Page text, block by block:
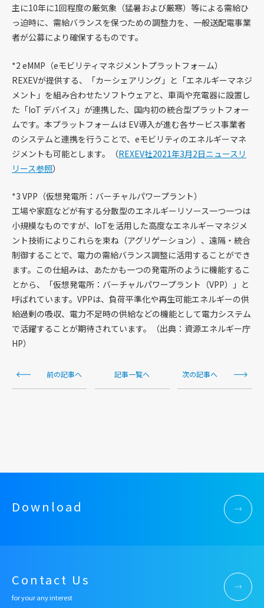
主に10年に1回程度の厳気象（猛暑および厳寒）等による需給ひ
っ迫時に、需給バランスを保つための調整力を、一般送配電事業
者が公募により確保するものです。
*2 eMMP（eモビリティマネジメントプラットフォーム）
REXEVが提供する、「カーシェアリング」と「エネルギーマネジ
メント」を組み合わせたソフトウェアと、車両や充電器に設置し
た「IoT デバイス」が連携した、国内初の統合型プラットフォー
ムです。本プラットフォームは EV導入が進む各サービス事業者
のシステムと連携を行うことで、eモビリティのエネルギーマネ
ジメントも可能とします。（REXEV社2021年3月2日ニュースリ
リース参照）
*3 VPP（仮想発電所：バーチャルパワープラント）
工場や家庭などが有する分散型のエネルギーリソース一つ一つは
小規模なものですが、IoTを活用した高度なエネルギーマネジメ
ント技術によりこれらを束ね（アグリゲーション）、遠隔・統合
制御することで、電力の需給バランス調整に活用することができ
ます。この仕組みは、あたかも一つの発電所のように機能するこ
とから、「仮想発電所：バーチャルパワープラント（VPP）」と
呼ばれています。VPPは、負荷平準化や再生可能エネルギーの供
給過剰の吸収、電力不足時の供給などの機能として電力システム
で活躍することが期待されています。（出典：資源エネルギー庁
HP）
前の記事へ 記事一覧へ 次の記事へ
Download
Contact Us
for your any interest